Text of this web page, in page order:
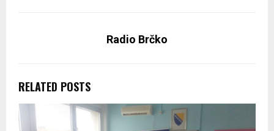
Radio Brčko
RELATED POSTS